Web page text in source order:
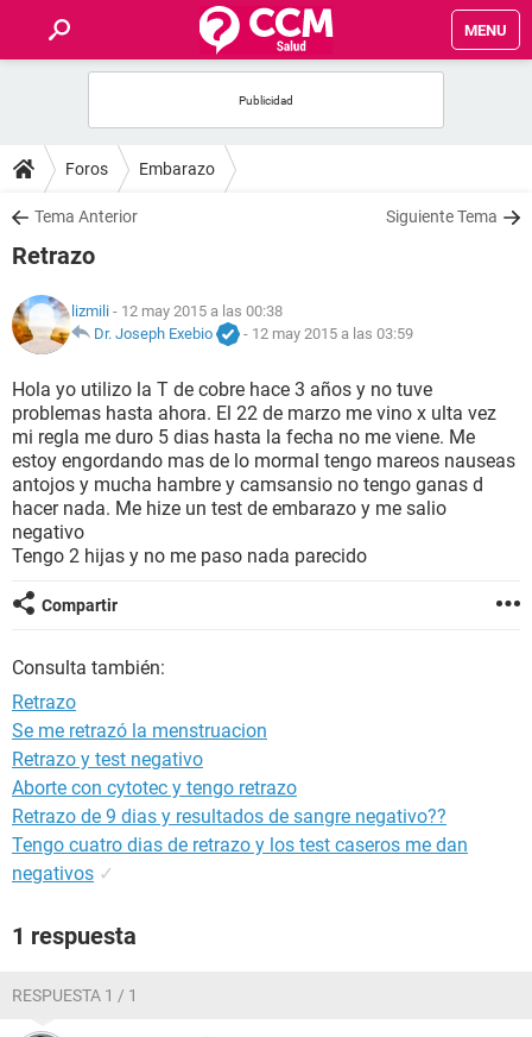
MENU
FOROS
SALUD
NUTRICIÓN
BIENESTAR
SEXUALIDAD
GLOSARIO
Foros Embarazo
Tema Anterior Siguiente Tema
Retrazo
lizmili - 12 may 2015 a las 00:38
Dr. Joseph Exebio
- 12 may 2015 a las 03:59
Hola yo utilizo la T de cobre hace 3 años y no tuve
problemas hasta ahora. El 22 de marzo me vino x ulta vez
mi regla me duro 5 dias hasta la fecha no me viene. Me
estoy engordando mas de lo mormal tengo mareos nauseas
antojos y mucha hambre y camsansio no tengo ganas d
hacer nada. Me hize un test de embarazo y me salio
negativo
Tengo 2 hijas y no me paso nada parecido
Compartir
Consulta también:
Retrazo
Se me retrazó la menstruacion
Retrazo y test negativo
Aborte con cytotec y tengo retrazo
Retrazo de 9 dias y resultados de sangre negativo??
Tengo cuatro dias de retrazo y los test caseros me dan
negativos ✓
1 respuesta
RESPUESTA 1 / 1